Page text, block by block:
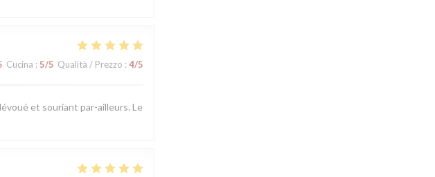
Cucina : 5/5 Qualità / Prezzo : 4/5
et souriant par-ailleurs. Le